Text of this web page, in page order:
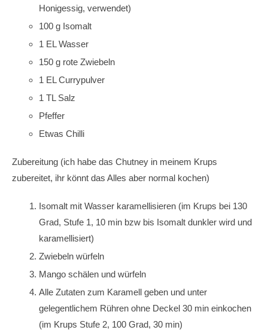
Honigessig, verwendet)
100 g Isomalt
1 EL Wasser
150 g rote Zwiebeln
1 EL Currypulver
1 TL Salz
Pfeffer
Etwas Chilli
Zubereitung (ich habe das Chutney in meinem Krups
zubereitet, ihr könnt das Alles aber normal kochen)
Isomalt mit Wasser karamellisieren (im Krups bei 130
Grad, Stufe 1, 10 min bzw bis Isomalt dunkler wird und
karamellisiert)
Zwiebeln würfeln
Mango schälen und würfeln
Alle Zutaten zum Karamell geben und unter
gelegentlichem Rühren ohne Deckel 30 min einkochen
(im Krups Stufe 2, 100 Grad, 30 min)